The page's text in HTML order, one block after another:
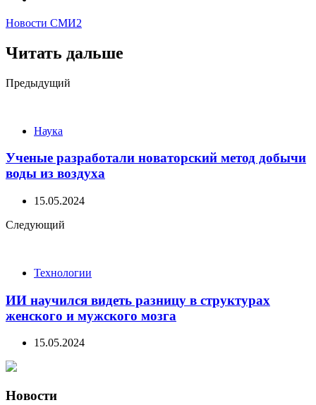
Новости СМИ2
Читать дальше
Post
Предыдущий
Наука
Ученые разработали новаторский метод добычи
воды из воздуха
15.05.2024
Следующий
Технологии
ИИ научился видеть разницу в структурах
женского и мужского мозга
15.05.2024
Новости